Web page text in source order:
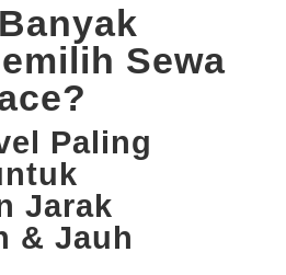
Sewa
Paling
Jarak
& Jauh